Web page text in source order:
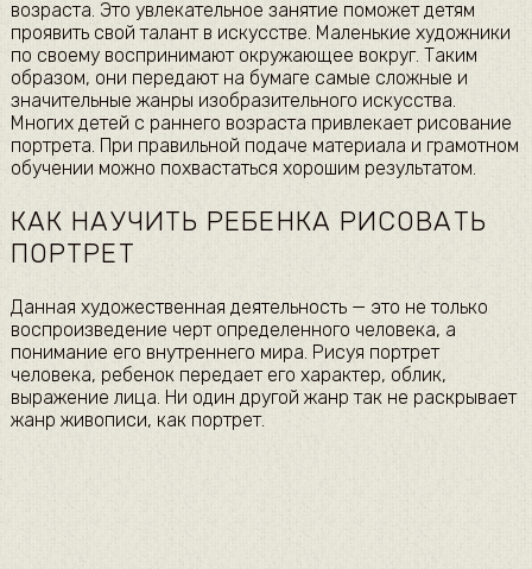
возраста. Это увлекательное занятие поможет детям
проявить свой талант в искусстве. Маленькие художники
по своему воспринимают окружающее вокруг. Таким
образом, они передают на бумаге самые сложные и
значительные жанры изобразительного искусства.
Многих детей с раннего возраста привлекает рисование
портрета. При правильной подаче материала и грамотном
обучении можно похвастаться хорошим результатом.
КАК НАУЧИТЬ РЕБЕНКА РИСОВАТЬ
ПОРТРЕТ
Данная художественная деятельность — это не только
воспроизведение черт определенного человека, а
понимание его внутреннего мира. Рисуя портрет
человека, ребенок передает его характер, облик,
выражение лица. Ни один другой жанр так не раскрывает
жанр живописи, как портрет.